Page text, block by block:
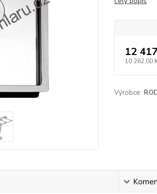
12
10 262,00
Výrobce: